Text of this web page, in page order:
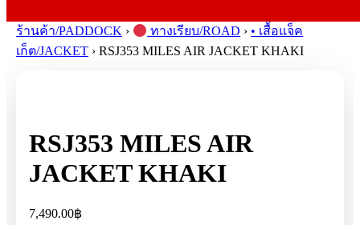
ร้านค้า/PADDOCK › ทางเรียบ/ROAD › • เสื้อแจ็ค
เก็ต/JACKET › RSJ353 MILES AIR JACKET KHAKI
RSJ353 MILES AIR
JACKET KHAKI
7,490.00฿